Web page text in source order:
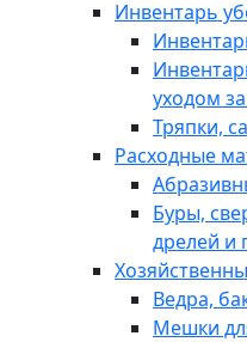
Инвентарь
уходом
Тряпки,
Расходные
Буры,
дрелей и
Ведра,
Мешки